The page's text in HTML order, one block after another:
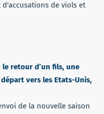
de viols et
le retour d’un fils, une
vers les Etats-Unis,
de la nouvelle saison